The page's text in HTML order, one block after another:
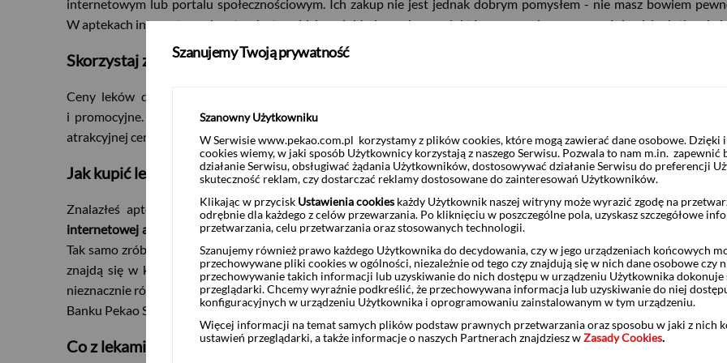
internetowym lub portalu społecznościowym. Ich zakup nie jest jednak dobrym pomysłem - nie masz bowiem
W aptekach internetowych natomiast znajdziesz dokładne opisy produktów oraz możesz zapoznać się z ich ulotkami -
Skorzystaj z porównywarek lub sprawdź różne oferty
Ceny leków dostępnych w aptekach internetowych mogą znacząco różnić się między sobą, ponieważ sklepy
i promocyjne. Zanim podejmiesz więc decyzję o zakupie poszczególnych preparatów, sprawdź jaką mają cenę w
atrakcyjnej ceny pomóc mogą ci porównywarki cen.
Jak kupić leki w sieci?
Znalazłeś aptekę internetową, która ma korzystne ceny? Czas więc na zakupy. W poszukiwaniu produktów,
internetowej apteki wyszukiwarka(najczęściej mająca postać rubryczki z ikonką lupy). Gdy znajdziesz lek, wybierz
Tak samo zrób z kolejnymi lekami. Pamiętaj, że kupując w aptece internetowejpłacisz za jedną przesyłkę, warto więc
znajdą się w koszyku, wybierz opcję „zapłać” lub „kup teraz”, podaj swój adres oraz zapłać za zakupy
nieznacznie różnić się w zależności od banku, w którym masz rachunek. Przykładowo, więcej na temat tego, co
Banku Pekao S.A. (między innymi jak zrobić szybkie polecenie przelewu), przeczytasztutaj.
Co z lekami na receptę?
Szanujemy Twoją prywatność
Szanowny Użytkowniku
W Serwisie www.pekao.com.pl korzystamy z plików cookies, które mogą zawierać dane osobowe.
cookies wiemy, w jaki sposób Użytkownicy korzystają z naszego Serwisu. Pozwala to nam m.in.
działanie Serwisu, obsługiwać żądania Użytkowników, dostosowywać działanie Serwisu do preferencji
skuteczność reklam, czy dostarczać reklamy dostosowane do zainteresowań Użytkowników.
Klikając w przycisk Ustawienia cookies każdy Użytkownik naszej witryny może wyrazić zgodę na
odrębnie dla każdego z celów przewarzania. Po kliknięciu w poszczególne pola, uzyskasz szczegółowe
przetwarzania, celu przetwarzania oraz stosowanych technologii.
Szanujemy również prawo każdego Użytkownika do decydowania, czy w jego urządzeniach końcowych
przechowywane pliki cookies w ogólności, niezależnie od tego czy znajdują się w nich dane osobowe czy
przechowywanie takich informacji lub uzyskiwanie do nich dostępu w urządzeniu Użytkownika dokonuje
przeglądarki. Chcemy wyraźnie podkreślić, że przechowywana informacja lub uzyskiwanie do niej
konfiguracyjnych w urządzeniu Użytkownika i oprogramowaniu zainstalowanym w tym urządzeniu.
Więcej informacji na temat samych plików podstaw prawnych przetwarzania oraz sposobu w jaki z nich
ustawień przeglądarki, a także informacje o naszych Partnerach znajdziesz wZasady Cookies.